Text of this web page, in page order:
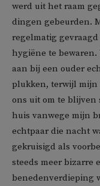
werd uit het raam
dingen gebeurden.
regelmatig
hygiëne te
aan bij een ouder
plukken, terwijl mijn
ons uit om te blijven
huis vanwege mijn
echtpaar die nacht
gekruisigd als
steeds meer bizarre
benedenverdieping